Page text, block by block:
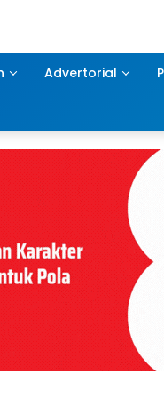
Advertorial